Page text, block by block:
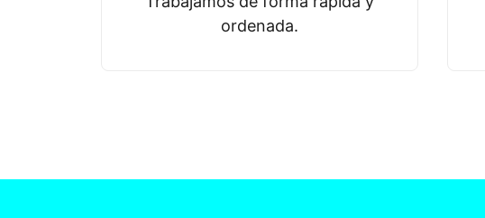
ordenada.